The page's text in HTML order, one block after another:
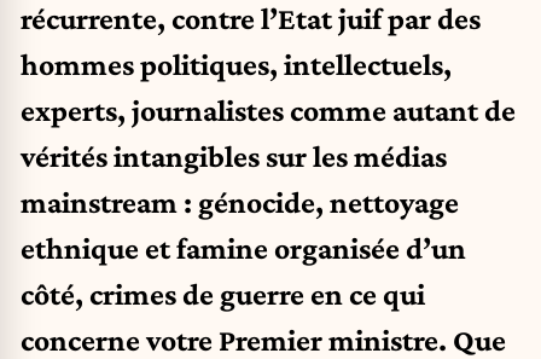
récurrente, contre l’Etat juif par des
hommes politiques, intellectuels,
experts, journalistes comme autant de
vérités intangibles sur les médias
mainstream : génocide, nettoyage
ethnique et famine organisée d’un
côté, crimes de guerre en ce qui
concerne votre Premier ministre. Que